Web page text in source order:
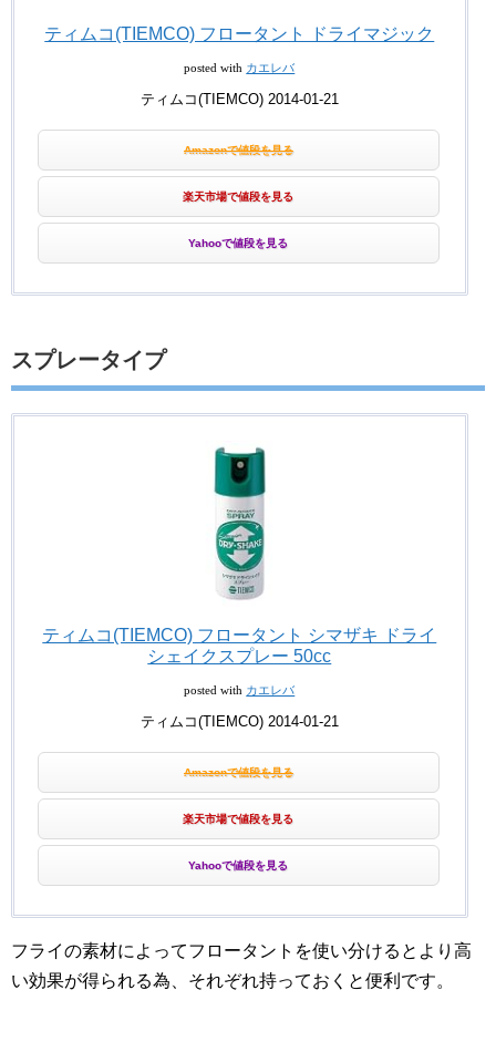
ティムコ(TIEMCO) フロータント ドライマジック
posted with カエレバ
ティムコ(TIEMCO) 2014-01-21
Amazonで値段を見る
楽天市場で値段を見る
Yahooで値段を見る
スプレータイプ
ティムコ(TIEMCO) フロータント シマザキ ドライ
シェイクスプレー 50cc
posted with カエレバ
ティムコ(TIEMCO) 2014-01-21
Amazonで値段を見る
楽天市場で値段を見る
Yahooで値段を見る
フライの素材によってフロータントを使い分けるとより高
い効果が得られる為、それぞれ持っておくと便利です。